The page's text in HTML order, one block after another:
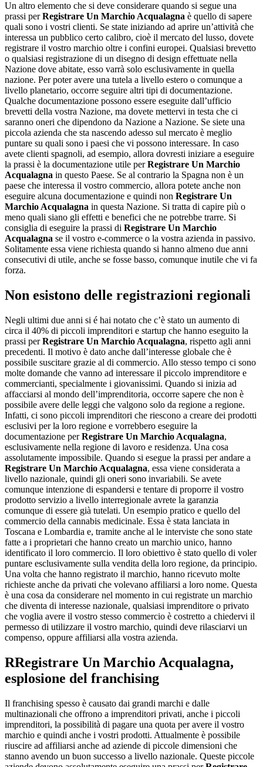
Un altro elemento che si deve considerare quando si segue una
prassi perRegistrare Un Marchio Acqualagna è quello di sapere
quali sono i vostri clienti. Se state iniziando ad aprire un’attività che
interessa un pubblico certo calibro, cioè il mercato del lusso, dovete
registrare il vostro marchio oltre i confini europei. Qualsiasi brevetto
o qualsiasi registrazione di un disegno di design effettuate nella
Nazione dove abitate, esso varrà solo esclusivamente in quella
nazione. Per poter avere una tutela a livello estero o comunque a
livello planetario, occorre seguire altri tipi di documentazione.
Qualche documentazione possono essere eseguite dall’ufficio
brevetti della vostra Nazione, ma dovete mettervi in testa che ci
saranno oneri che dipendono da Nazione a Nazione. Se siete una
piccola azienda che sta nascendo adesso sul mercato è meglio
puntare su quali sono i paesi che vi possono interessare. In caso
avete clienti spagnoli, ad esempio, allora dovresti iniziare a eseguire
la prassi è la documentazione utile perRegistrare Un Marchio
Acqualagna in questo Paese. Se al contrario la Spagna non è un
paese che interessa il vostro commercio, allora potete anche non
eseguire alcuna documentazione e quindi non Registrare Un
Marchio Acqualagna in questa Nazione. Si tratta di capire più o
meno quali siano gli effetti e benefici che ne potrebbe trarre. Si
consiglia di eseguire la prassi di Registrare Un Marchio
Acqualagna se il vostro e-commerce o la vostra azienda in passivo.
Solitamente essa viene richiesta quando si hanno almeno due anni
consecutivi di utile, anche se fosse basso, comunque inutile che vi fa
forza.
Non esistono delle registrazioni regionali
Negli ultimi due anni si é hai notato che c’è stato un aumento di
circa il 40% di piccoli imprenditori e startup che hanno eseguito la
prassi perRegistrare Un Marchio Acqualagna, rispetto agli anni
precedenti. Il motivo è dato anche dall’interesse globale che è
possibile suscitare grazie al di commercio. Allo stesso tempo ci sono
molte domande che vanno ad interessare il piccolo imprenditore e
commercianti, specialmente i giovanissimi. Quando si inizia ad
affacciarsi al mondo dell’imprenditoria, occorre sapere che non è
possibile avere delle leggi che valgono solo da regione a regione.
Infatti, ci sono piccoli imprenditori che riescono a creare dei prodotti
esclusivi per la loro regione e vorrebbero eseguire la
documentazione perRegistrare Un Marchio Acqualagna,
esclusivamente nella regione di lavoro e residenza. Una cosa
assolutamente impossibile. Quando si esegue la prassi per andare a
Registrare Un Marchio Acqualagna, essa viene considerata a
livello nazionale, quindi gli oneri sono invariabili. Se avete
comunque intenzione di espandersi e tentare di proporre il vostro
prodotto servizio a livello interregionale avrete la garanzia
comunque di essere già tutelati. Un esempio pratico e quello del
commercio della cannabis medicinale. Essa è stata lanciata in
Toscana e Lombardia e, tramite anche al le interviste che sono state
fatte a i proprietari che hanno creato un marchio unico, hanno
identificato il loro commercio. Il loro obiettivo è stato quello di voler
puntare esclusivamente sulla vendita della loro regione, da principio.
Una volta che hanno registrato il marchio, hanno ricevuto molte
richieste anche da privati che volevano affiliarsi a loro nome. Questa
è una cosa da considerare nel momento in cui registrate un marchio
che diventa di interesse nazionale, qualsiasi imprenditore o privato
che voglia avere il vostro stesso commercio è costretto a chiedervi il
permesso di utilizzare il vostro marchio, quindi deve rilasciarvi un
compenso, oppure affiliarsi alla vostra azienda.
RRegistrare Un Marchio Acqualagna,
esplosione del franchising
Il franchising spesso è causato dai grandi marchi e dalle
multinazionali che offrono a imprenditori privati, anche i piccoli
imprenditori, la possibilità di pagare una quota per avere il vostro
marchio e quindi anche i vostri prodotti. Attualmente è possibile
riuscire ad affiliarsi anche ad aziende di piccole dimensioni che
stanno avendo un buon successo a livello nazionale. Queste piccole